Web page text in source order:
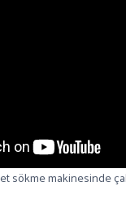
sökme makinesinde